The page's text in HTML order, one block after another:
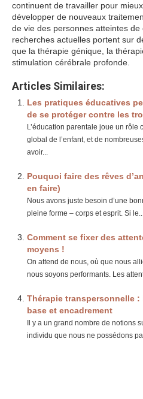
continuent de travailler pour
développer de nouveaux
de vie des personnes atteintes
recherches actuelles portent sur
que la thérapie génique, la
stimulation cérébrale profonde.
Articles Similaires:
Les pratiques éducatives
de se protéger contre les
L’éducation parentale joue un
global de l’enfant, et de
avoir...
Pouquoi faire des rêves
en faire)
Nous avons juste besoin d’une
pleine forme – corps et esprit. Si
Comment se fixer des
moyens !
On attend de nous, où que nous
nous soyons performants. Les
Thérapie transpersonnelle
base et encadrement
Il y a un grand nombre de notions
individu que nous ne possédons